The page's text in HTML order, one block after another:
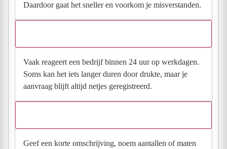
Daardoor gaat het sneller en voorkom je misverstanden.
Vaak reageert een bedrijf binnen 24 uur op werkdagen.
Soms kan het iets langer duren door drukte, maar je
aanvraag blijft altijd netjes geregistreerd.
Geef een korte omschrijving, noem aantallen of maten